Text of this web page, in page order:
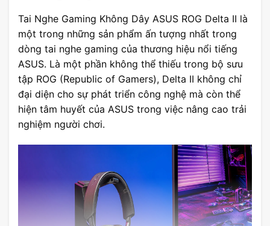
Tai Nghe Gaming Không Dây ASUS ROG Delta II là
một trong những sản phẩm ấn tượng nhất trong
dòng tai nghe gaming của thương hiệu nổi tiếng
ASUS. Là một phần không thể thiếu trong bộ sưu
tập ROG (Republic of Gamers), Delta II không chỉ
đại diện cho sự phát triển công nghệ mà còn thể
hiện tâm huyết của ASUS trong việc nâng cao trải
nghiệm người chơi.